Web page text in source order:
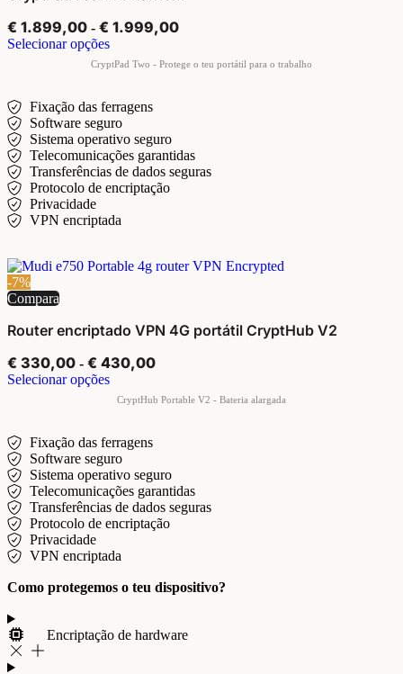
€ 1.899,00 - € 1.999,00
Selecionar opções
Fixação das ferragens
Software seguro
Sistema operativo seguro
Telecomunicações garantidas
Transferências de dados seguras
Protocolo de encriptação
Privacidade
VPN encriptada
-7%
Compara
Router encriptado VPN 4G portátil CryptHub V2
€ 330,00 - € 430,00
Selecionar opções
Fixação das ferragens
Software seguro
Sistema operativo seguro
Telecomunicações garantidas
Transferências de dados seguras
Protocolo de encriptação
Privacidade
VPN encriptada
Como protegemos o teu dispositivo?
Encriptação de hardware